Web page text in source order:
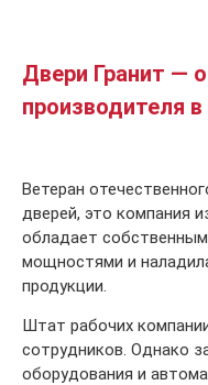
Двери Гранит —
производителя
Ветеран
дверей, это компания
обладает
мощностями и
продукции.
Штат рабочих
сотрудников. Однако
оборудования и